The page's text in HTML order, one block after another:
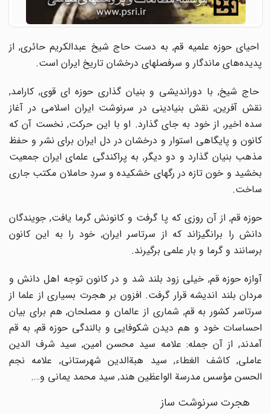
احیای حوزه علمیه قم, به دست حاج شیخ عبدالکریم حائری, از
پدیده‌های ماندگار و سرفصلهای درخشان تاریخ ایران است.
حاج شیخ, با دوراندیشی و بنیان گذاری حوزه ای قوی, کارامد,
نقش آفرین, نقش بنیادینی در سرنوشت ایران اسلامی در آغاز
سده اخیر, از خود به جای گذارد. او با این حرکت, نخست آن که
کانون و پایگاهی استوار و درخشان در دل ایران برای نشر و حفظ
مذهب بنیان گذارد و دو دیگر, به پراکندگی علمای ایران جمعیت
بخشید و خون تازه در رگهای خشکیده و سردِ حاملان مکتب جاری
ساخت.
حوزه قم, از آن روزی که پا گرفت و کانونش گرما یافت, جویندگان
دانش را برانگیزاند که از سرتاسر ایران, خود را به این کانون
برسانند و گرما و بار علمی برگیرند.
آوازه حوزه قم, خیلی زود بلند شد و در کانون توجه اهل دانش و
مردان بلند اندیشه قرار گرفت. افزون بر هجرت بسیاری از علما از
سرتاسر کشور به قم, شماری از عالمان و مصلحان, هم برای بیان
احساسات خود و هم دیدن شکوفایی و بالندگی حوزه قم, به قم
آمدند, از آن جمله: علامه سید محسن امین, سید شرف الدین
عاملی, کاشف الغطاء, سید هبةالدین شهرستانی, علامه نجم
الحسن مؤسس مدرسة الواعظین هند, سید محمد یمانی و….
هجرت سرنوشت ساز